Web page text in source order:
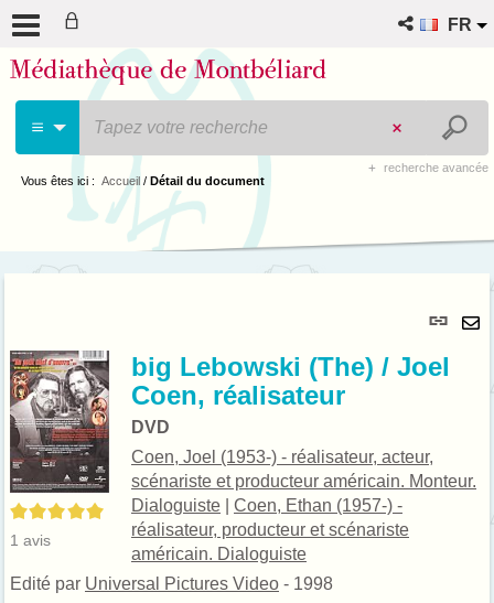
FR
recherche avancée
Vous êtes ici : Accueil / Détail du document
5/5
1 avis
big Lebowski (The) / Joel
Coen, réalisateur
DVD
Coen, Joel (1953-) - réalisateur, acteur,
scénariste et producteur américain. Monteur.
Dialoguiste
Coen, Ethan (1957-) -
réalisateur, producteur et scénariste
américain. Dialoguiste
Edité par Universal Pictures Video - 1998